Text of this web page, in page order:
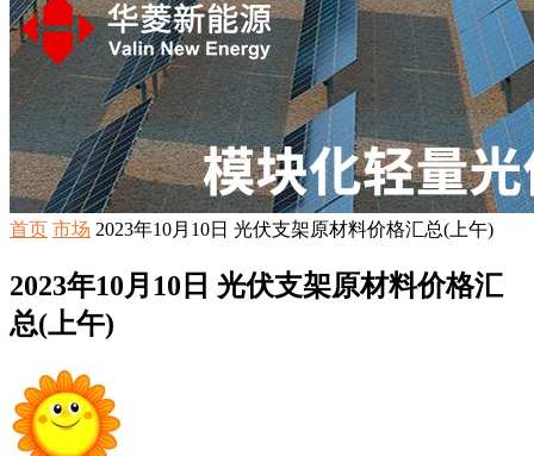
首页 市场 2023年10月10日 光伏支架原材料价格汇总(上午)
2023年10月10日 光伏支架原材料价格汇
总(上午)